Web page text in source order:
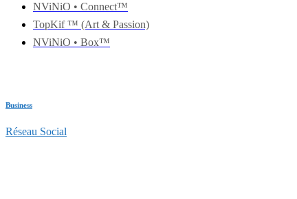
NViNiO • Connect™
TopKif ™ (Art & Passion)
NViNiO • Box™
Business
Réseau Social